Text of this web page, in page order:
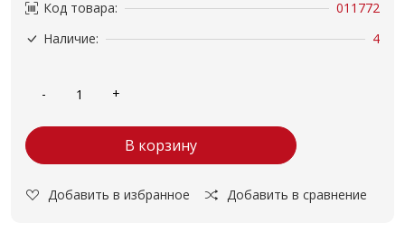
Код товара:
011772
Наличие:
4
В корзину
Добавить в избранное Добавить в сравнение